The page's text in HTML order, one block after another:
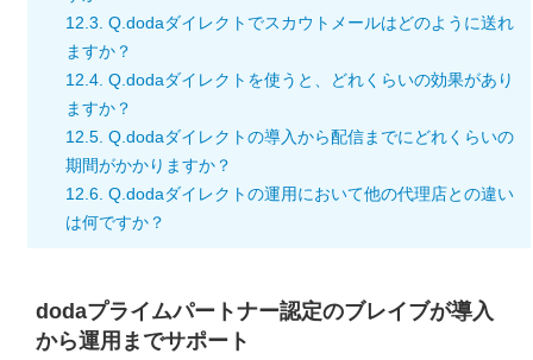
12.3. Q.dodaダイレクトでスカウトメールはどのように送れ
ますか？
12.4. Q.dodaダイレクトを使うと、どれくらいの効果があり
ますか？
12.5. Q.dodaダイレクトの導入から配信までにどれくらいの
期間がかかりますか？
12.6. Q.dodaダイレクトの運用において他の代理店との違い
は何ですか？
dodaプライムパートナー認定のブレイブが導入
から運用までサポート